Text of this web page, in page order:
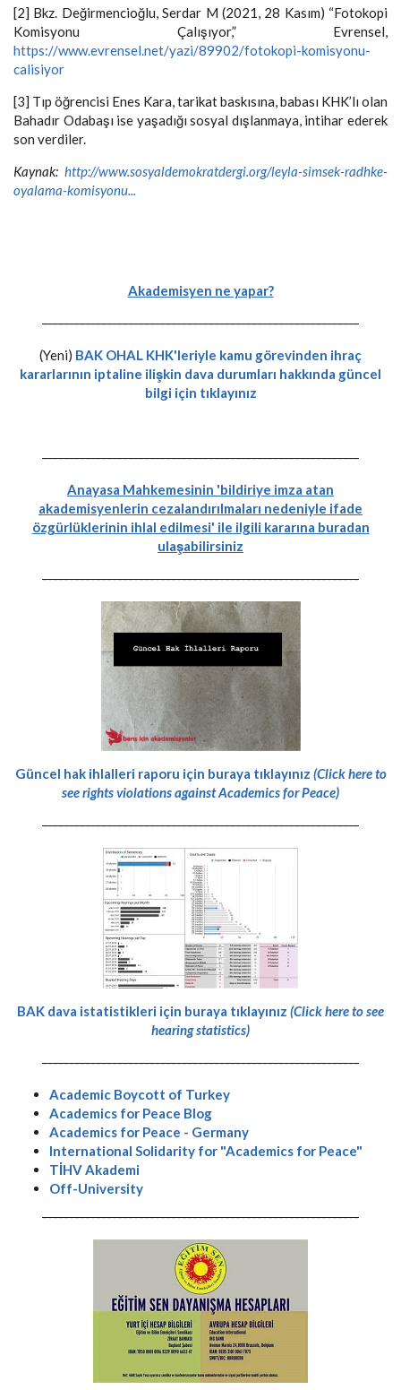
[2] Bkz. Değirmencioğlu, Serdar M (2021, 28 Kasım) “Fotokopi
Komisyonu Çalışıyor,” Evrensel,
https://www.evrensel.net/yazi/89902/fotokopi-komisyonu-
calisiyor
[3] Tıp öğrencisi Enes Kara, tarikat baskısına, babası KHK’lı olan
Bahadır Odabaşı ise yaşadığı sosyal dışlanmaya, intihar ederek
son verdiler.
Kaynak: http://www.sosyaldemokratdergi.org/leyla-simsek-radhke-
oyalama-komisyonu...
Akademisyen ne yapar?
-----------------------------------------------------------
(Yeni) BAK OHAL KHK'leriyle kamu görevinden ihraç
kararlarının iptaline ilişkin dava durumları hakkında güncel
bilgi için tıklayınız
-----------------------------------------------------------
Anayasa Mahkemesinin 'bildiriye imza atan
akademisyenlerin cezalandırılmaları nedeniyle ifade
özgürlüklerinin ihlal edilmesi' ile ilgili kararına buradan
ulaşabilirsiniz
-----------------------------------------------------------
Güncel hak ihlalleri raporu için buraya tıklayınız (Click here to
see rights violations against Academics for Peace)
-----------------------------------------------------------
BAK dava istatistikleri için buraya tıklayınız (Click here to see
hearing statistics)
-----------------------------------------------------------
Academic Boycott of Turkey
Academics for Peace Blog
Academics for Peace - Germany
International Solidarity for "Academics for Peace"
TİHV Akademi
Off-University
-----------------------------------------------------------